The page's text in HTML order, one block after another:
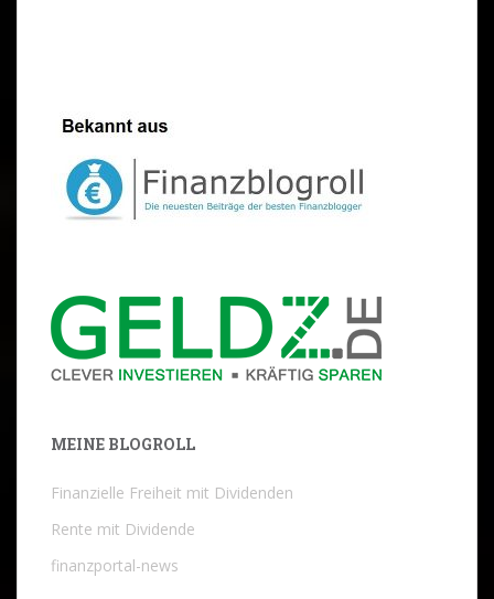
MEINE BLOGROLL
Finanzielle Freiheit mit Dividenden
Rente mit Dividende
finanzportal-news